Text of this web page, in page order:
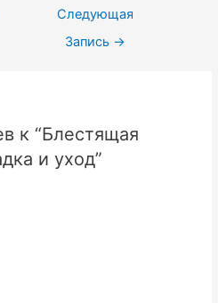
Следующая
Запись →
к “Блестящая
и уход”